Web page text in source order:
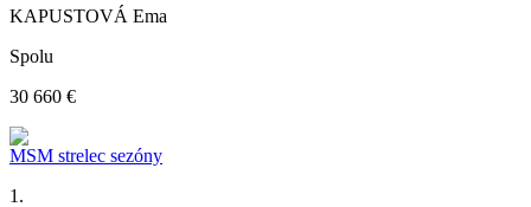
KAPUSTOVÁ Ema
Spolu
30 660 €
MSM strelec sezóny
1.